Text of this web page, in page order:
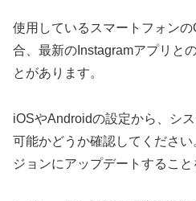
使用しているスマートフォン
合、最新のInstagramアプリと
とがあります。
iOSやAndroidの設定から、シ
可能かどうか確認してくださ
ジョンにアップデートすること